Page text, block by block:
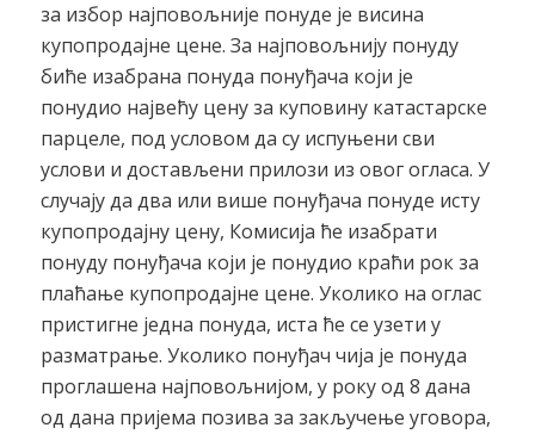
за избор најповољније понуде је висина
купопродајне цене. За најповољнију понуду
биће изабрана понуда понуђача који је
понудио највећу цену за куповину катастарске
парцеле, под условом да су испуњени сви
услови и достављени прилози из овог огласа. У
случају да два или више понуђача понуде исту
купопродајну цену, Комисија ће изабрати
понуду понуђача који је понудио краћи рок за
плаћање купопродајне цене. Уколико на оглас
пристигне једна понуда, иста ће се узети у
разматрање. Уколико понуђач чија је понуда
проглашена најповољнијом, у року од 8 дана
од дана пријема позива за закључење уговора,